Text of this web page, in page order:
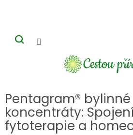
Pentagram® bylinné
koncentráty:
fytoterapie a